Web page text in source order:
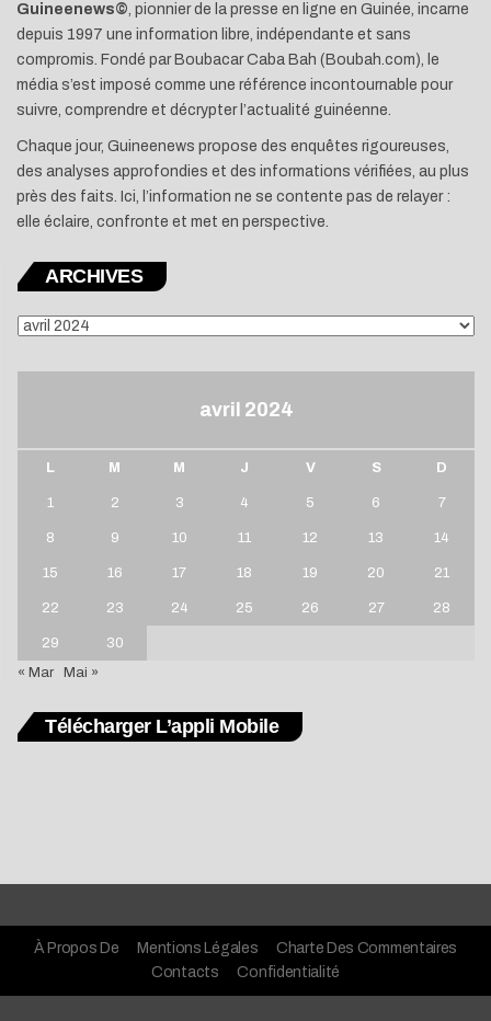
Guineenews©, pionnier de la presse en ligne en Guinée, incarne
depuis 1997 une information libre, indépendante et sans
compromis. Fondé par Boubacar Caba Bah (Boubah.com), le
média s’est imposé comme une référence incontournable pour
suivre, comprendre et décrypter l’actualité guinéenne.
Chaque jour, Guineenews propose des enquêtes rigoureuses,
des analyses approfondies et des informations vérifiées, au plus
près des faits. Ici, l’information ne se contente pas de relayer :
elle éclaire, confronte et met en perspective.
ARCHIVES
ARCHIVES
avril 2024
L M M J V S D
1 2 3 4 5 6 7
8 9 10 11 12 13 14
15 16 17 18 19 20 21
22 23 24 25 26 27 28
29
30
« Mar
Mai »
Télécharger L’appli Mobile
À Propos De Mentions Légales
Charte Des Commentaires
Contacts
Confidentialité